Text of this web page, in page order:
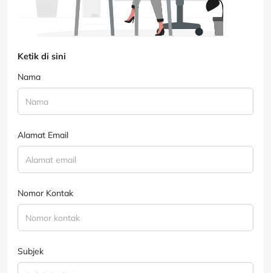
Ketik di sini
Nama
Alamat Email
Nomor Kontak
Subjek